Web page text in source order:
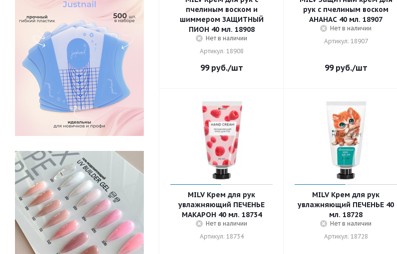
пчелиным воском и
шиммером ЗАЩИТНЫЙ
ПИОН 40 мл. 18908
Нет в наличии
Артикул: 18908
99руб./шт
рук с пчелиным воском
АНАНАС 40 мл. 18907
Нет в наличии
Артикул: 18907
99руб./шт
MILV Крем для рук
увлажняющий ПЕЧЕНЬЕ
МАКАРОН 40 мл. 18734
Нет в наличии
Артикул: 18734
MILV Крем для рук
увлажняющий ПЕЧЕНЬЕ 40
мл. 18728
Нет в наличии
Артикул: 18728